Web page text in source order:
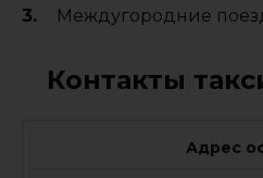
Междугородние
Контакты
Адрес